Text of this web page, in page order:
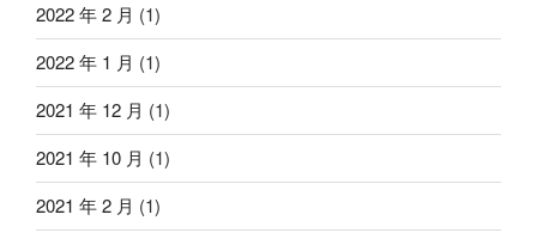
2022 年 2 月 (1)
2022 年 1 月 (1)
2021 年 12 月 (1)
2021 年 10 月 (1)
2021 年 2 月 (1)